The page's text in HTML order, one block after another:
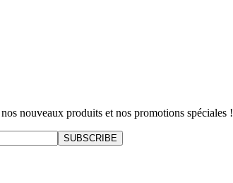
nouveaux produits et nos promotions spéciales !